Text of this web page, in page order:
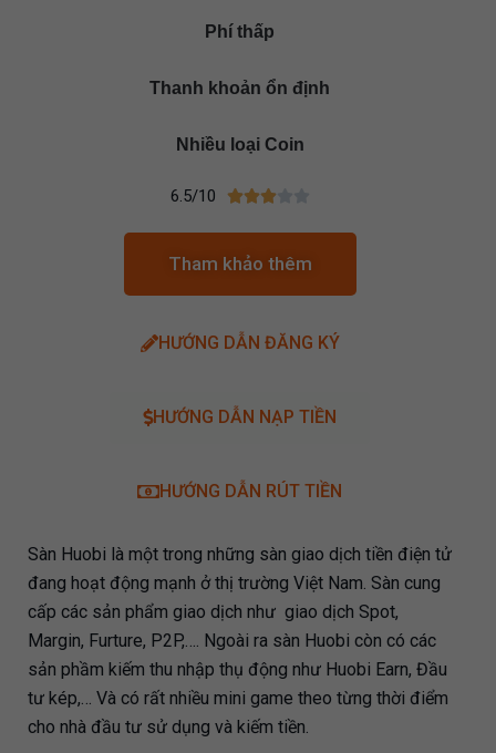
Phí thấp
Thanh khoản ổn định
Nhiều loại Coin
6.5/10 
Tham khảo thêm
HƯỚNG DẪN ĐĂNG KÝ​
HƯỚNG DẪN NẠP TIỀN​
HƯỚNG DẪN RÚT TIỀN
Sàn Huobi là một trong những sàn giao dịch tiền điện tử
đang hoạt động mạnh ở thị trường Việt Nam. Sàn cung
cấp các sản phẩm giao dịch như giao dịch Spot,
Margin, Furture, P2P,…. Ngoài ra sàn Huobi còn có các
sản phầm kiếm thu nhập thụ động như Huobi Earn, Đầu
tư kép,… Và có rất nhiều mini game theo từng thời điểm
cho nhà đầu tư sử dụng và kiếm tiền.